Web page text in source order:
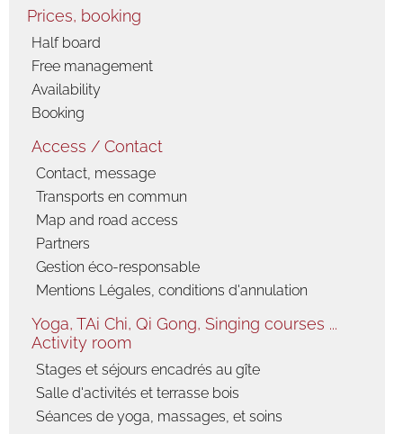
activities
Snowshoe
hiking
Cross-country
skiing and
skating
Ski de
randonnée
nordique
Vercors, Ski-Hok
Downhill skiing
Ski touring
Sledge
Picture album
The gîte
Spring, summer,
Winter
countryside
Fauna
Prices, booking
Half board
Free management
Availability
Booking
Access / Contact
Contact, message
Transports en commun
Map and road access
Partners
Gestion éco-responsable
Mentions Légales, conditions d'annulation
Yoga, TAi Chi, Qi Gong, Singing courses ...
Activity room
Stages et séjours encadrés au gîte
Salle d'activités et terrasse bois
Séances de yoga, massages, et soins